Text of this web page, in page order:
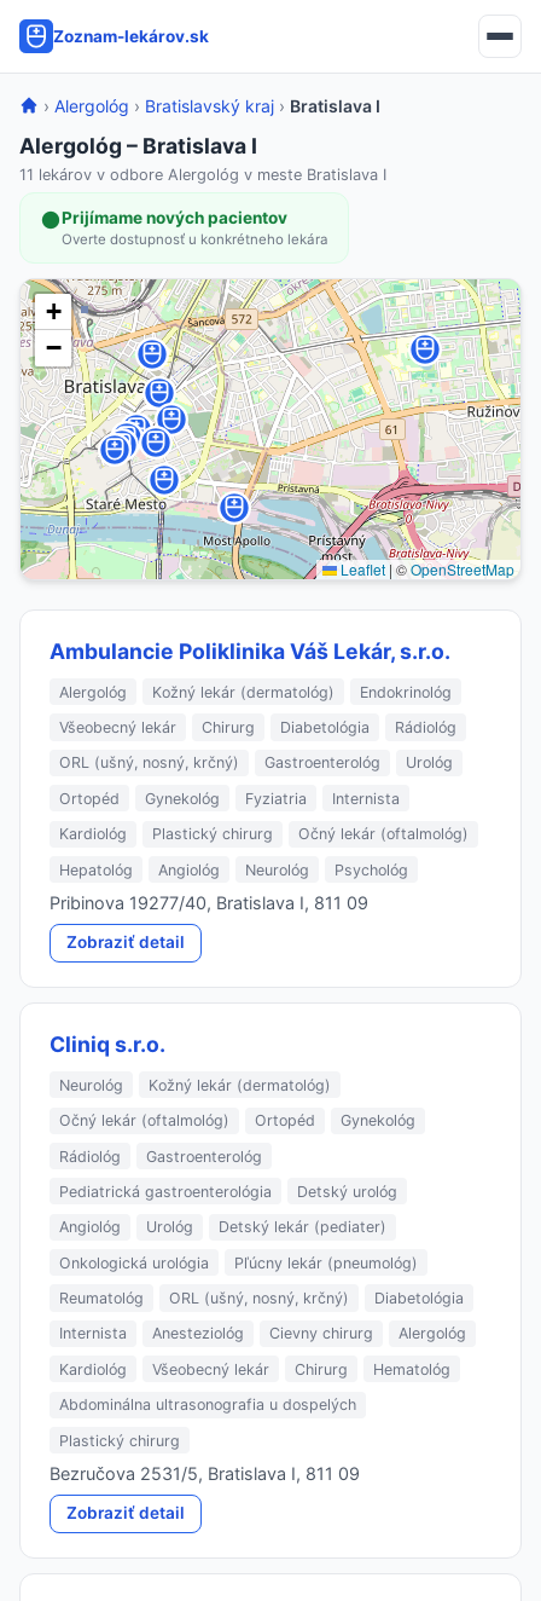
Zoznam-lekárov.sk
› Alergológ › Bratislavský kraj › Bratislava I
Alergológ – Bratislava I
11 lekárov v odbore Alergológ v meste Bratislava I
Prijímame nových pacientov
Overte dostupnosť u konkrétneho lekára
+
−
Leaflet | ©OpenStreetMap
Ambulancie Poliklinika Váš Lekár, s.r.o.
Alergológ Kožný lekár (dermatológ)
Endokrinológ
Všeobecný lekár
Chirurg Diabetológia
Rádiológ
ORL (ušný, nosný, krčný)
Gastroenterológ
Urológ
Ortopéd
Gynekológ Fyziatria
Internista
Kardiológ
Plastický chirurg
Očný lekár (oftalmológ)
Hepatológ
Angiológ Neurológ Psychológ
Pribinova 19277/40, Bratislava I, 811 09
Zobraziť detail
Cliniq s.r.o.
Neurológ
Kožný lekár (dermatológ)
Očný lekár (oftalmológ)
Ortopéd
Gynekológ
Rádiológ
Gastroenterológ
Pediatrická gastroenterológia
Detský urológ
Angiológ
Urológ
Detský lekár (pediater)
Onkologická urológia
Pľúcny lekár (pneumológ)
Reumatológ
ORL (ušný, nosný, krčný)
Diabetológia
Internista
Anesteziológ Cievny chirurg
Alergológ
Kardiológ
Všeobecný lekár Chirurg
Hematológ
Abdominálna ultrasonografia u dospelých
Plastický chirurg
Bezručova 2531/5, Bratislava I, 811 09
Zobraziť detail